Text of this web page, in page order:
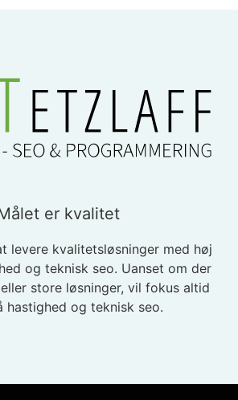
er kvalitet
levere kvalitetsløsninger med høj
og teknisk seo. Uanset om der
store løsninger, vil fokus altid
og teknisk seo.